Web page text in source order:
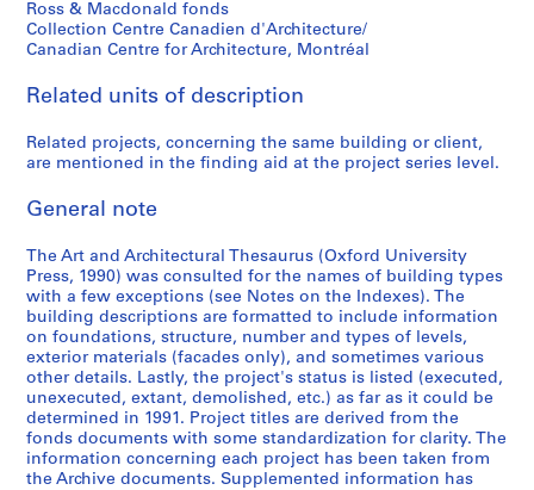
Ross & Macdonald fonds
Collection Centre Canadien d'Architecture/
Canadian Centre for Architecture, Montréal
Related units of description
Related projects, concerning the same building or client,
are mentioned in the finding aid at the project series level.
General note
The Art and Architectural Thesaurus (Oxford University
Press, 1990) was consulted for the names of building types
with a few exceptions (see Notes on the Indexes). The
building descriptions are formatted to include information
on foundations, structure, number and types of levels,
exterior materials (facades only), and sometimes various
other details. Lastly, the project's status is listed (executed,
unexecuted, extant, demolished, etc.) as far as it could be
determined in 1991. Project titles are derived from the
fonds documents with some standardization for clarity. The
information concerning each project has been taken from
the Archive documents. Supplemented information has